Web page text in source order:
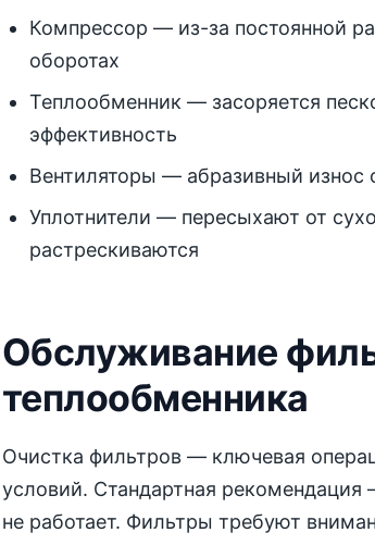
Компрессор — из-за постоянной
оборотах
Теплообменник — засоряется
эффективность
Вентиляторы — абразивный износ
Уплотнители — пересыхают от
растрескиваются
Обслуживание
теплообменника
Очистка фильтров — ключевая
условий. Стандартная
не работает. Фильтры требуют